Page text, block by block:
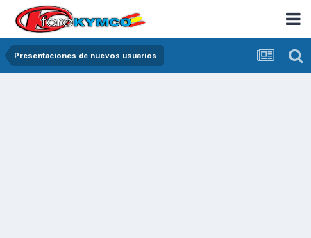
Presentaciones de nuevos usuarios